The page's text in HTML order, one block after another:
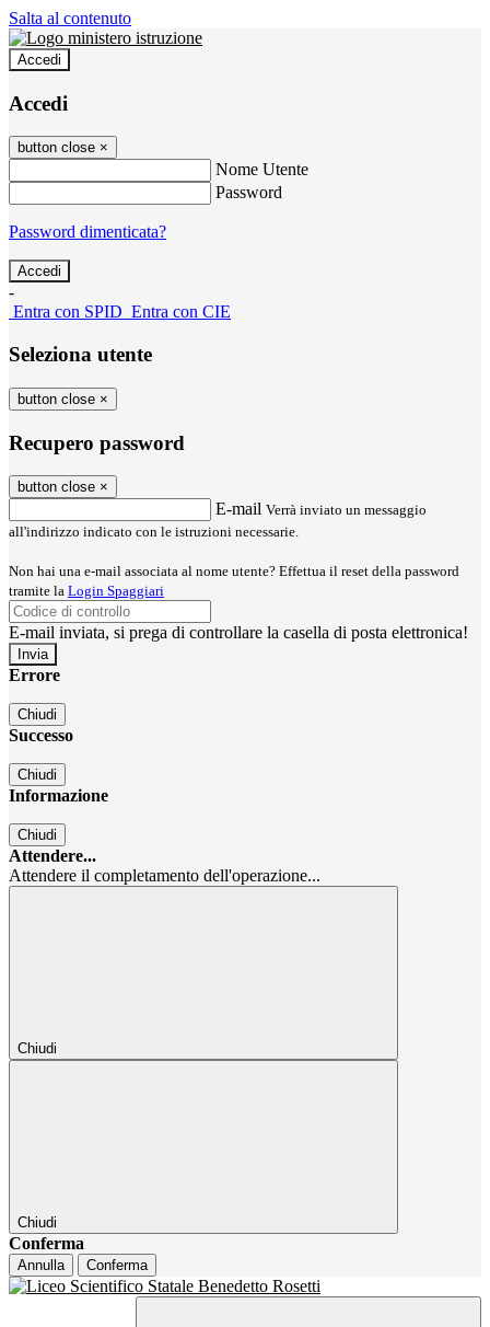
Salta al contenuto
Accedi
Accedi
button close ×
Nome Utente
Password
Password dimenticata?
-
Entra con SPID Entra con CIE
Seleziona utente
button close ×
Recupero password
button close ×
E-mail Verrà inviato un messaggio
all'indirizzo indicato con le istruzioni necessarie.
Non hai una e-mail associata al nome utente? Effettua il reset della password
tramite la Login Spaggiari
E-mail inviata, si prega di controllare la casella di posta elettronica!
Errore
Chiudi
Successo
Chiudi
Informazione
Chiudi
Attendere...
Attendere il completamento dell'operazione...
Chiudi
Chiudi
Conferma
Annulla Conferma